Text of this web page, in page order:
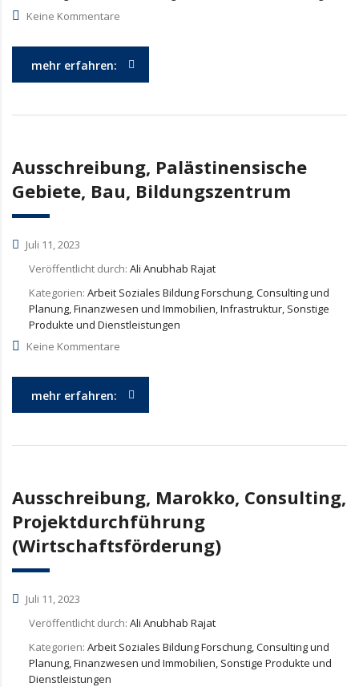
Keine Kommentare
mehr erfahren:
Ausschreibung, Palästinensische
Gebiete, Bau, Bildungszentrum
Juli 11, 2023
Veröffentlicht durch: Ali Anubhab Rajat
Kategorien: Arbeit Soziales Bildung Forschung, Consulting und
Planung, Finanzwesen und Immobilien, Infrastruktur, Sonstige
Produkte und Dienstleistungen
Keine Kommentare
mehr erfahren:
Ausschreibung, Marokko, Consulting,
Projektdurchführung
(Wirtschaftsförderung)
Juli 11, 2023
Veröffentlicht durch: Ali Anubhab Rajat
Kategorien: Arbeit Soziales Bildung Forschung, Consulting und
Planung, Finanzwesen und Immobilien, Sonstige Produkte und
Dienstleistungen